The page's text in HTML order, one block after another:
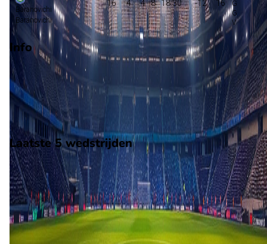
Baranovichi
Baranovichi
16 4 4 8 18:30 -12 16
Info
Op 16 augustus 2026 gaat ML Vitebsk de strijd aan met
Baranovichi. De wedstrijd wordt afgetrapt om 13:00 en wordt
gespeeld in de Belarus 1.
Stadion: Vitebskij CSK
Scheidsrechter: Onbekend
Laatste 5 wedstrijden
H2H
ML Vitebsk
Baranovichi
11 apr2026
Baranovichi